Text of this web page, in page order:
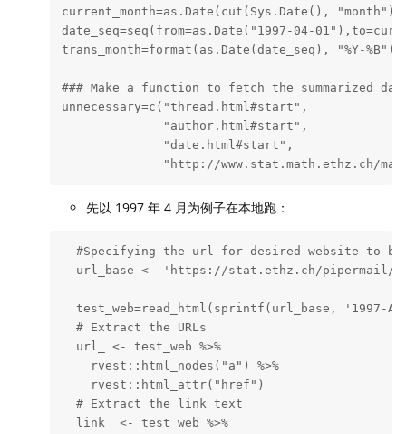
current_month=as.Date(cut(Sys.Date(), "month"))
date_seq=seq(from=as.Date("1997-04-
trans_month=format(as.Date(date_seq), "%Y-%B")
### Make a function to fetch the summarized
unnecessary=c("thread.html#start",
              "author.html#start",
              "date.html#start",
"http://www.stat.math.ethz.ch/
先以 1997 年 4 月为例子在本地跑：
#Specifying the url for desired website to be
url_base <- 'https://stat.ethz.ch/pipermail/
test_web=read_html(sprintf(url_base, '1997-
  # Extract the URLs
  url_ <- test_web %>%
    rvest::html_nodes("a") %>%
    rvest::html_attr("href")
  # Extract the link text
  link_ <- test_web %>%